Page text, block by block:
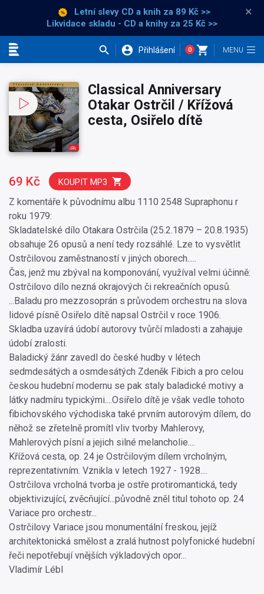
Letní slevy CD a knih za 89 Kč >>
Likvidace skladu - CD a knihy za 25 Kč >>
×
Přihlášení 0
Classical Anniversary
Otakar Ostrčil / Křížová
cesta, Osiřelo dítě
Z komentáře k původnímu albu 1110 2548 Supraphonu r
roku 1979:
Skladatelské dílo Otakara Ostrčila (25.2.1879 – 20.8.1935)
obsahuje 26 opusů a není tedy rozsáhlé. Lze to vysvětlit
Ostrčilovou zaměstnaností v jiných oborech.....
Čas, jenž mu zbýval na komponování, využíval velmi účinně:
Ostrčilovo dílo nezná okrajových či rekreačních opusů.
...Baladu pro mezzosoprán s průvodem orchestru na slova
lidové písně Osiřelo dítě napsal Ostrčil v roce 1906.
Skladba uzavírá údobí autorovy tvůrčí mladosti a zahajuje
údobí zralosti.
Baladický žánr zavedl do české hudby v létech
sedmdesátých a osmdesátých Zdeněk Fibich a pro celou
českou hudební modernu se pak staly baladické motivy a
látky nadmíru typickými....Osiřelo dítě je však vedle tohoto
fibichovského východiska také prvním autorovým dílem, do
něhož se zřetelně promítl vliv tvorby Mahlerovy,
Mahlerových písní a jejich silné melancholie....
Křížová cesta, op. 24 je Ostrčilovým dílem vrcholným,
reprezentativním. Vznikla v letech 1927 - 1928....
Ostrčilova vrcholná tvorba je ostře protiromantická, tedy
objektivizující, zvěcňující...původně zněl titul tohoto op. 24
Variace pro orchestr...
Ostrčilovy Variace jsou monumentální freskou, jejíž
architektonická smělost a zralá hutnost polyfonické hudební
řeči nepotřebují vnějších výkladových opor...
Vladimír Lébl
69 Kč KOUPIT MP3